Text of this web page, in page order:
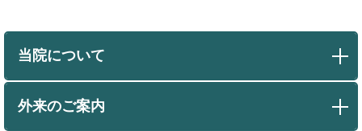
当院について
外来のご案内